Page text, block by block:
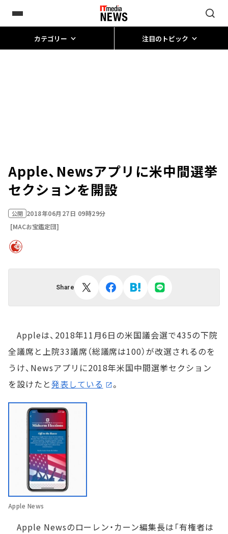
カテゴリー 注目のトピック
Apple、Newsアプリに米中間選挙
セクションを開設
公開 2018年06月27日 09時29分
[MACお宝鑑定団]
Share
Appleは、2018年11月6日の米国議会選で435の下院
全議席と上院33議席（総議席は100）が改選されるのを
うけ、Newsアプリに2018年米国中間選挙セクション
を設けたと発表している 。
Apple News
Apple Newsのローレン・カーン編集長は「有権者は